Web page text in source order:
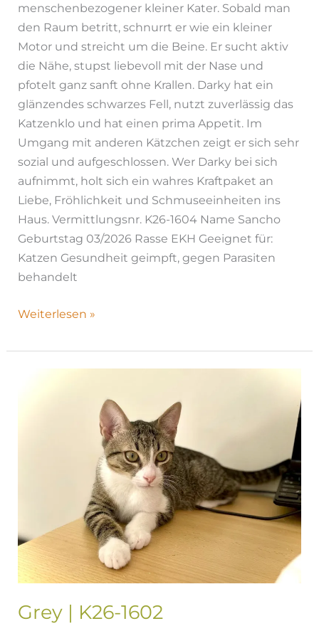
menschenbezogener kleiner Kater. Sobald man
den Raum betritt, schnurrt er wie ein kleiner
Motor und streicht um die Beine. Er sucht aktiv
die Nähe, stupst liebevoll mit der Nase und
pfotelt ganz sanft ohne Krallen. Darky hat ein
glänzendes schwarzes Fell, nutzt zuverlässig das
Katzenklo und hat einen prima Appetit. Im
Umgang mit anderen Kätzchen zeigt er sich sehr
sozial und aufgeschlossen. Wer Darky bei sich
aufnimmt, holt sich ein wahres Kraftpaket an
Liebe, Fröhlichkeit und Schmuseeinheiten ins
Haus. Vermittlungsnr. K26-1604 Name Sancho
Geburtstag 03/2026 Rasse EKH Geeignet für:
Katzen Gesundheit geimpft, gegen Parasiten
behandelt
Weiterlesen »
Grey | K26-1602